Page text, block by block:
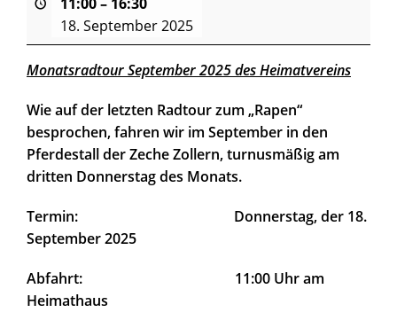
18. September 2025
Monatsradtour September 2025 des Heimatvereins
Wie auf der letzten Radtour zum „Rapen“
besprochen, fahren wir im September in den
Pferdestall der Zeche Zollern, turnusmäßig am
dritten Donnerstag des Monats.
Termin: Donnerstag, der 18.
September 2025
Abfahrt: 11:00 Uhr am
Heimathaus